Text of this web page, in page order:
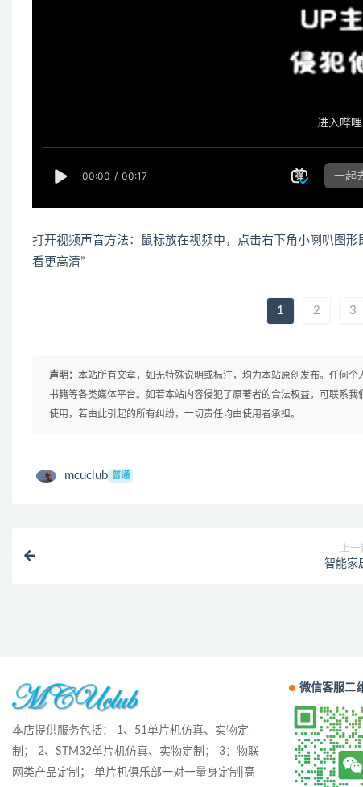
打开视频声音方法：鼠标放在视频中，点击右下角小喇叭图
看更高清”
1 2 3
声明： 本站所有文章，如无特殊说明或标注，均为本站原创发布。任何
书籍等各类媒体平台。如若本站内容侵犯了原著者的合法权益，可联系
使用，若由此引起的所有纠纷，一切责任均由使用者承担。
mcuclub 普通
上一
智能家
本店提供服务包括： 1、51单片机仿真、实物定
制； 2、STM32单片机仿真、实物定制； 3：物联
网类产品定制； 单片机俱乐部一对一量身定制|高
微信客服二